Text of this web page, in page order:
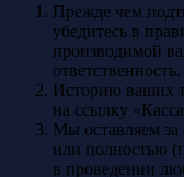
Прежде чем
убедитесь в
производимой
ответственность.
Историю ваших
на ссылку
Мы оставляем
или полностью
в проведении